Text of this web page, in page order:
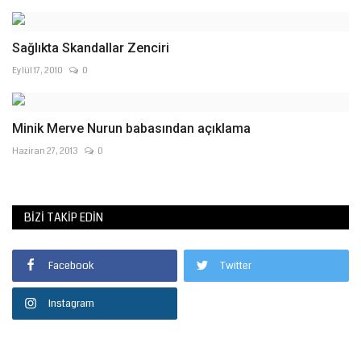
Sağlıkta Skandallar Zenciri
Eylül 17, 2010 0
Minik Merve Nurun babasından açıklama
Haziran 27, 2013 0
BIZI TAKIP EDIN
Facebook Twitter
Instagram